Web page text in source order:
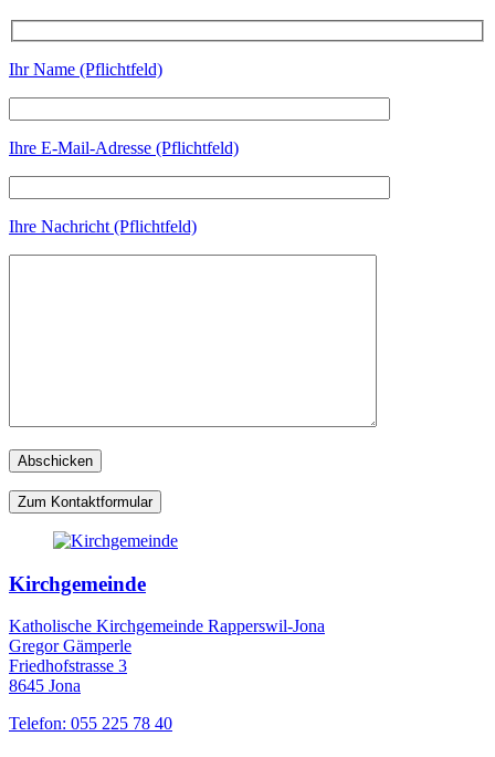
Ihr Name (Pflichtfeld)
Ihre E-Mail-Adresse (Pflichtfeld)
Ihre Nachricht (Pflichtfeld)
Zum Kontaktformular
Kirchgemeinde
Katholische Kirchgemeinde Rapperswil-Jona
Gregor Gämperle
Friedhofstrasse 3
8645 Jona
Telefon: 055 225 78 40